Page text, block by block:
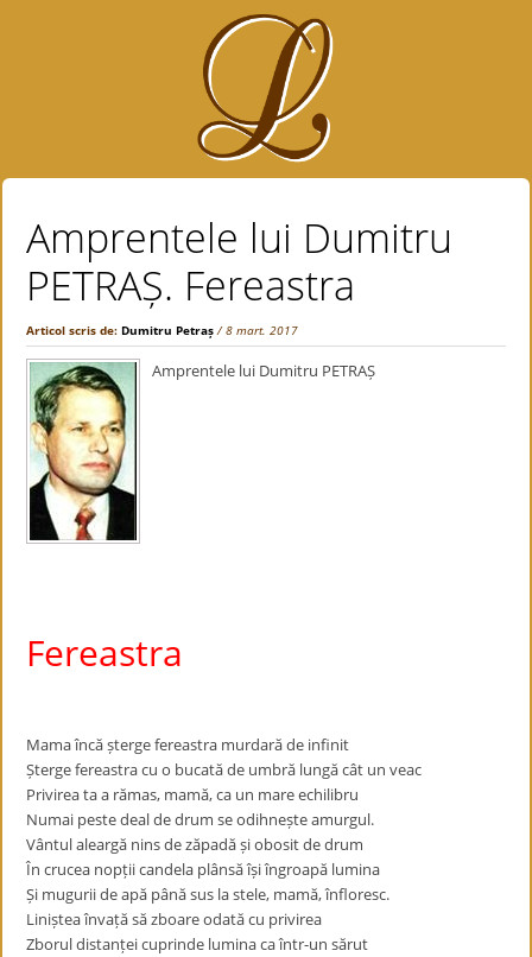
Amprentele lui Dumitru
PETRAȘ. Fereastra
Articol scris de:Dumitru Petraș / 8 mart. 2017
Amprentele lui Dumitru PETRAȘ
Fereastra
Mama încă șterge fereastra murdară de infinit
Șterge fereastra cu o bucată de umbră lungă cât un veac
Privirea ta a rămas, mamă, ca un mare echilibru
Numai peste deal de drum se odihnește amurgul.
Vântul aleargă nins de zăpadă și obosit de drum
În crucea nopții candela plânsă își îngroapă lumina
Și mugurii de apă până sus la stele, mamă, înfloresc.
Liniștea învață să zboare odată cu privirea
Zborul distanței cuprinde lumina ca într-un sărut